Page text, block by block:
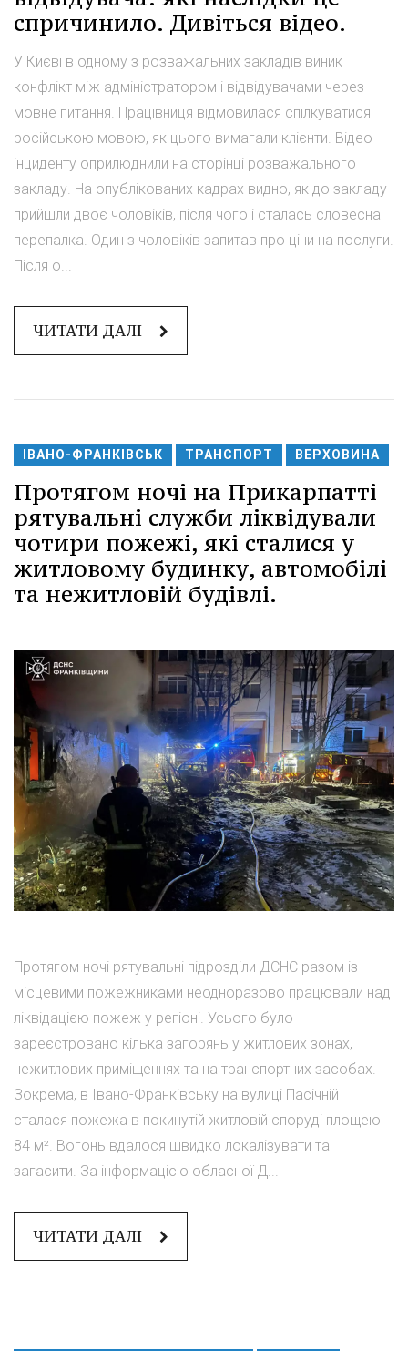
спричинило. Дивіться відео.
У Києві в одному з розважальних закладів виник
конфлікт між адміністратором і відвідувачами через
мовне питання. Працівниця відмовилася спілкуватися
російською мовою, як цього вимагали клієнти. Відео
інциденту оприлюднили на сторінці розважального
закладу. На опублікованих кадрах видно, як до закладу
прийшли двоє чоловіків, після чого і сталась словесна
перепалка. Один з чоловіків запитав про ціни на послуги.
Після о...
ЧИТАТИ ДАЛІ
ІВАНО-ФРАНКІВСЬК ТРАНСПОРТ ВЕРХОВИНА
Протягом ночі на Прикарпатті
рятувальні служби ліквідували
чотири пожежі, які сталися у
житловому будинку, автомобілі
та нежитловій будівлі.
Протягом ночі рятувальні підрозділи ДСНС разом із
місцевими пожежниками неодноразово працювали над
ліквідацією пожеж у регіоні. Усього було
зареєстровано кілька загорянь у житлових зонах,
нежитлових приміщеннях та на транспортних засобах.
Зокрема, в Івано-Франківську на вулиці Пасічній
сталася пожежа в покинутій житловій споруді площею
84 м². Вогонь вдалося швидко локалізувати та
загасити. За інформацією обласної Д...
ЧИТАТИ ДАЛІ